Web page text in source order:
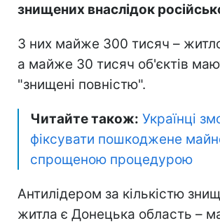
знищених внаслідок
З них майже 300 тисяч –
а майже 30 тисяч об'єктів
"знищені повністю".
Читайте також: Українці
фіксувати пошкоджене
спрощеною процедурою
Антилідером за кількістю
житла є Донецька область –